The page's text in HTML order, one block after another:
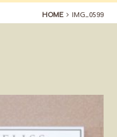
HOME IMG_0599